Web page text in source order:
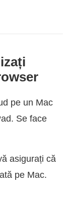
pe un Mac
Se face
asigurați că
pe Mac.